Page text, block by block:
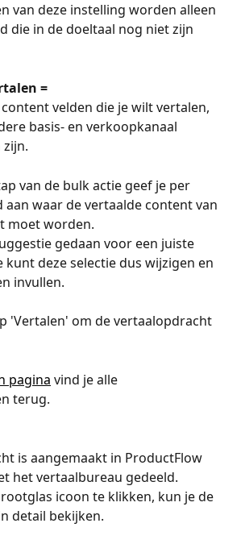
van deze instelling worden alleen
die in de doeltaal nog niet zijn
=
velden die je wilt vertalen,
basis- en verkoopkanaal
zijn.
van de bulk actie geef je per
aan waar de vertaalde content van
moet worden.
gedaan voor een juiste
kunt deze selectie dus wijzigen en
invullen.
'Vertalen' om de vertaalopdracht
pagina vind je alle
terug.
is aangemaakt in ProductFlow
het vertaalbureau gedeeld.
icoon te klikken, kun je de
detail bekijken.